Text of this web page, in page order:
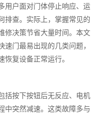
用户面对门体停止响应、运
排查。实际上，掌握常见的
修决策节省大量时间。本文
门最易出现的几类问题，
复设备正常运行。
括按下按钮后无反应、电机
中突然减速。这类故障多与